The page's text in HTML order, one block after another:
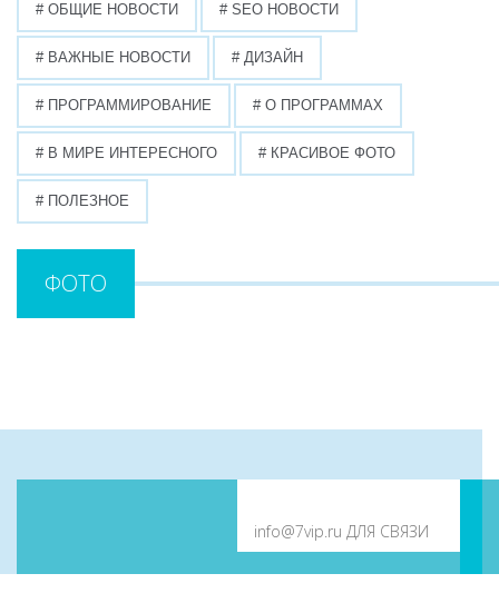
# ОБЩИЕ НОВОСТИ # SEO НОВОСТИ
# ВАЖНЫЕ НОВОСТИ # ДИЗАЙН
# ПРОГРАММИРОВАНИЕ # О ПРОГРАММАХ
# В МИРЕ ИНТЕРЕСНОГО # КРАСИВОЕ ФОТО
# ПОЛЕЗНОЕ
ФОТО